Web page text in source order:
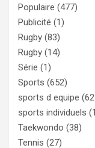
Populaire (477)
Publicité (1)
Rugby (83)
Rugby (14)
Série (1)
Sports (652)
sports d equipe
sports individuels
Taekwondo (38)
Tennis (27)